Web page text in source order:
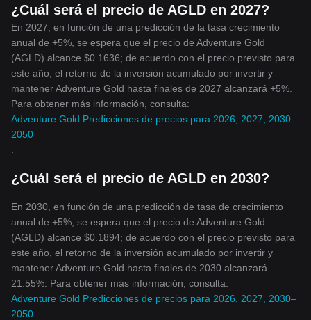
¿Cuál será el precio de AGLD en 2027?
En 2027, en función de una predicción de la tasa crecimiento
anual de +5%, se espera que el precio de Adventure Gold
(AGLD) alcance $0.1636; de acuerdo con el precio previsto para
este año, el retorno de la inversión acumulado por invertir y
mantener Adventure Gold hasta finales de 2027 alcanzará +5%.
Para obtener más información, consulta:
Adventure Gold Predicciones de precios para 2026, 2027, 2030–
2050
¿Cuál será el precio de AGLD en 2030?
En 2030, en función de una predicción de tasa de crecimiento
anual de +5%, se espera que el precio de Adventure Gold
(AGLD) alcance $0.1894; de acuerdo con el precio previsto para
este año, el retorno de la inversión acumulado por invertir y
mantener Adventure Gold hasta finales de 2030 alcanzará
21.55%. Para obtener más información, consulta:
Adventure Gold Predicciones de precios para 2026, 2027, 2030–
2050